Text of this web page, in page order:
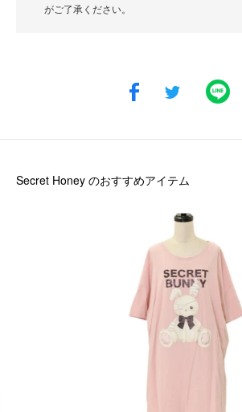
がご了承ください。
Secret Honey のおすすめアイテム